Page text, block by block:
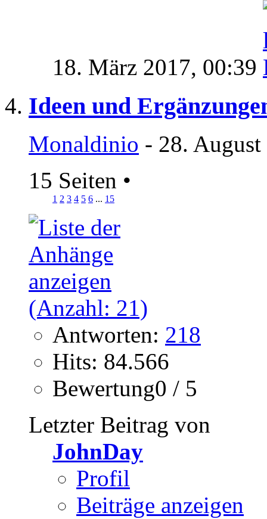
18. März 2017, 00:39
Ideen und
Monaldinio - 28.
15 Seiten •
1 2 3 4 5 6 ... 15
Antworten: 218
Hits: 84.566
Bewertung0 / 5
Letzter Beitrag von
JohnDay
Profil
Beiträge anzeigen